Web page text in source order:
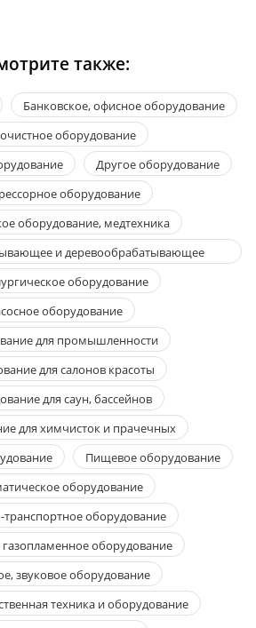
также:
Банковское, офисное оборудование
оборудование
Другое оборудование
оборудование
оборудование, медтехника
и деревообрабатывающее
оборудованиеоборудование
оборудование
для промышленности
для салонов красоты
для саун, бассейнов
для химчисток и прачечных
Пищевое оборудование
оборудование
оборудование
оборудование
звуковое оборудование
техника и оборудование